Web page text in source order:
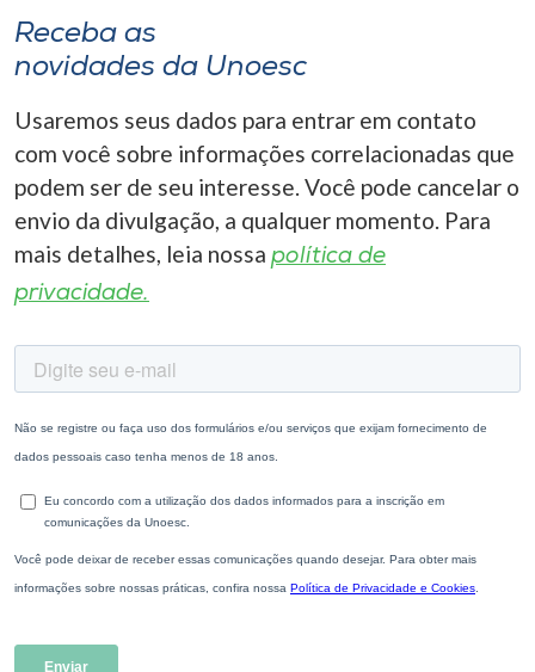
Receba as
novidades da Unoesc
Usaremos seus dados para entrar em contato
com você sobre informações correlacionadas que
podem ser de seu interesse. Você pode cancelar o
envio da divulgação, a qualquer momento. Para
mais detalhes, leia nossa política de
privacidade.